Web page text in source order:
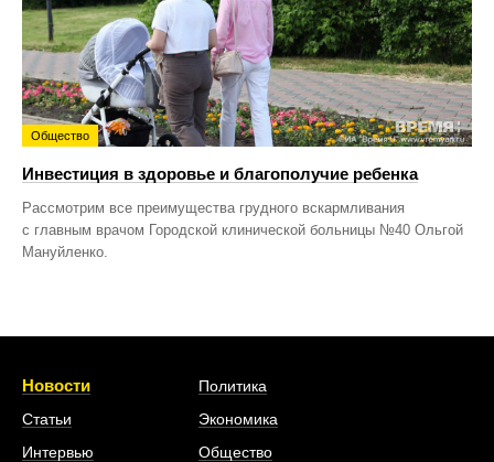
Общество
Инвестиция в здоровье и благополучие ребенка
Рассмотрим все преимущества грудного вскармливания
с главным врачом Городской клинической больницы №40 Ольгой
Мануйленко.
Новости
Статьи
Интервью
Политика
Экономика
Общество